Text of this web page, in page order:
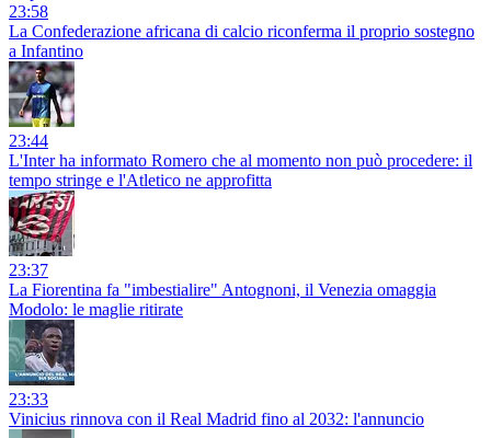
23:58
La Confederazione africana di calcio riconferma il proprio sostegno
a Infantino
23:44
L'Inter ha informato Romero che al momento non può procedere: il
tempo stringe e l'Atletico ne approfitta
23:37
La Fiorentina fa "imbestialire" Antognoni, il Venezia omaggia
Modolo: le maglie ritirate
23:33
Vinicius rinnova con il Real Madrid fino al 2032: l'annuncio